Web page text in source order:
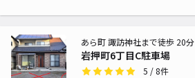
岩押町6丁目C駐車場
あら町 諏訪神社まで徒歩 20分
5 / 8件